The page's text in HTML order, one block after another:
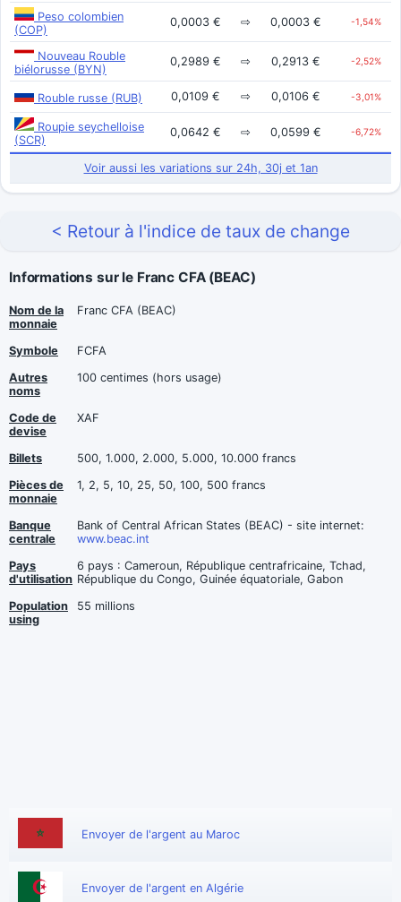
Peso colombien
(COP)
0,0003 € ⇨ 0,0003 € -1,54%
Nouveau Rouble
biélorusse (BYN)
0,2989 € ⇨ 0,2913 € -2,52%
Rouble russe (RUB) 0,0109 € ⇨ 0,0106 € -3,01%
Roupie seychelloise
(SCR)
0,0642 € ⇨ 0,0599 € -6,72%
Voir aussi les variations sur 24h, 30j et 1an
< Retour à l'indice de taux de change
Informations sur le Franc CFA (BEAC)
Nom de la
monnaie
Franc CFA (BEAC)
Symbole
FCFA
Autres
noms
100 centimes (hors usage)
Code de
devise
XAF
Billets
500, 1.000, 2.000, 5.000, 10.000 francs
Pièces de
monnaie
1, 2, 5, 10, 25, 50, 100, 500 francs
Banque
centrale
Bank of Central African States (BEAC) - site internet:
www.beac.int
Pays
d'utilisation
6 pays : Cameroun, République centrafricaine, Tchad,
République du Congo, Guinée équatoriale, Gabon
Population
using
55 millions
Envoyer de l'argent au Maroc
Envoyer de l'argent en Algérie